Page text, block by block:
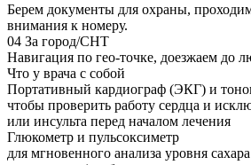
Берем документы для охраны,
внимания к номеру.
04 За город/СНТ
Навигация по гео-точке, доезжаем до
Что у врача с собой
Портативный кардиограф (ЭКГ) и
чтобы проверить работу сердца и
или инсульта перед началом лечения
Глюкометр и пульсоксиметр
для мгновенного анализа уровня